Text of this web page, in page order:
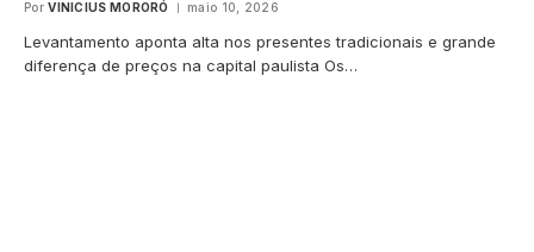
Por VINICIUS MORORÓ maio 10, 2026
Levantamento aponta alta nos presentes tradicionais e grande
diferença de preços na capital paulista Os…